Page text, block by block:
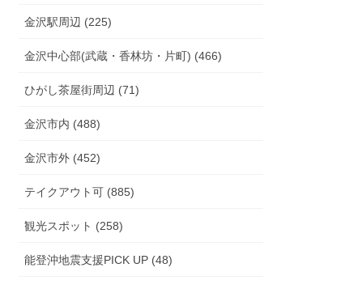
金沢駅周辺 (225)
金沢中心部(武蔵・香林坊・片町) (466)
ひがし茶屋街周辺 (71)
金沢市内 (488)
金沢市外 (452)
テイクアウト可 (885)
観光スポット (258)
能登沖地震支援PICK UP (48)